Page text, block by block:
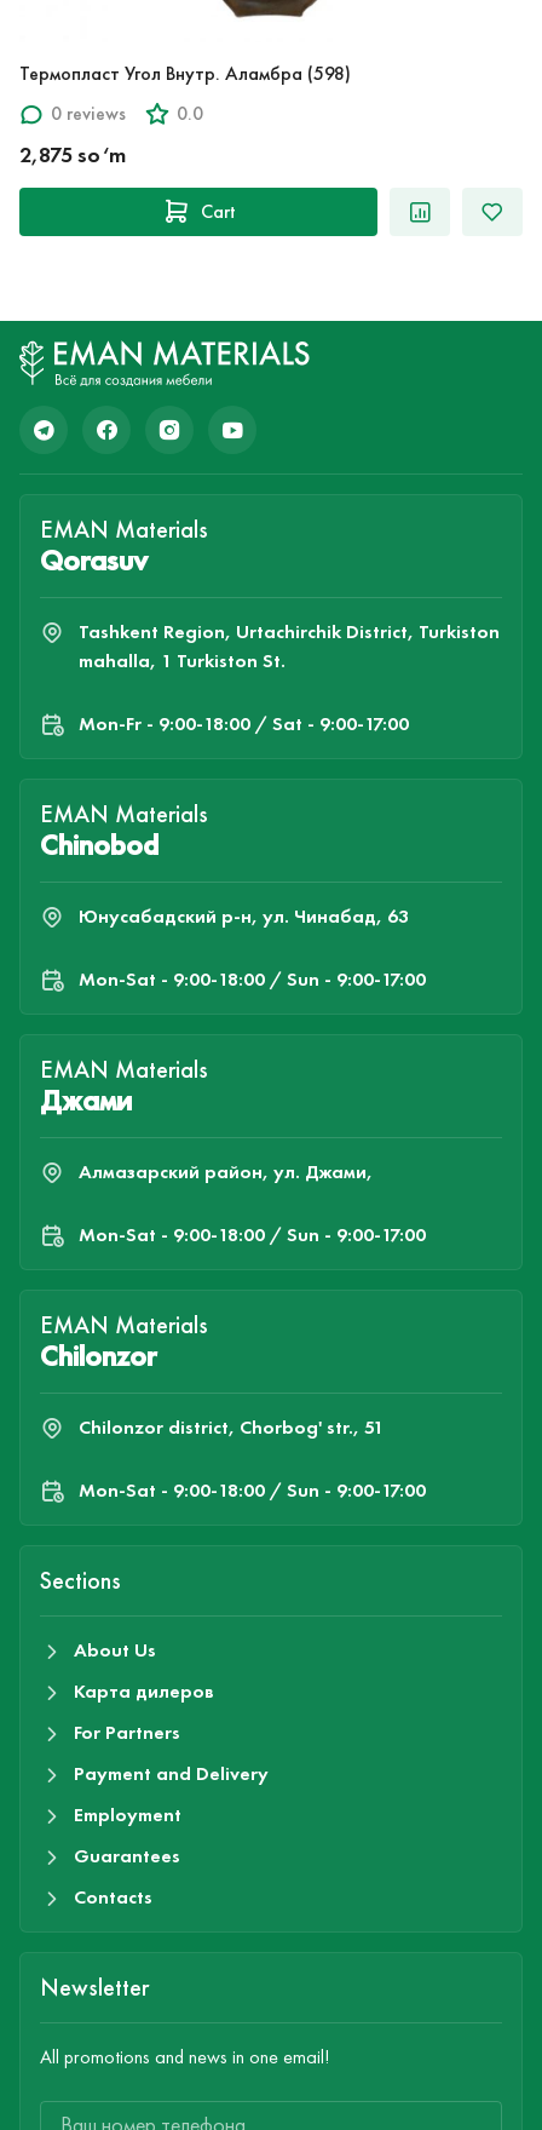
Термопласт Угол Внутр. Аламбра (598)
0 reviews
0.0
2,875 so‘m
Cart
EMAN Materials
Qorasuv
Tashkent Region, Urtachirchik District, Turkiston
mahalla, 1 Turkiston St.
Mon-Fr - 9:00-18:00 / Sat - 9:00-17:00
EMAN Materials
Chinobod
Юнусабадский р-н, ул. Чинабад, 63
Mon-Sat - 9:00-18:00 / Sun - 9:00-17:00
EMAN Materials
Джами
Алмазарский район, ул. Джами,
Mon-Sat - 9:00-18:00 / Sun - 9:00-17:00
EMAN Materials
Chilonzor
Chilonzor district, Chorbog' str., 51
Mon-Sat - 9:00-18:00 / Sun - 9:00-17:00
Sections
About Us
Карта дилеров
For Partners
Payment and Delivery
Employment
Guarantees
Contacts
Newsletter
All promotions and news in one email!